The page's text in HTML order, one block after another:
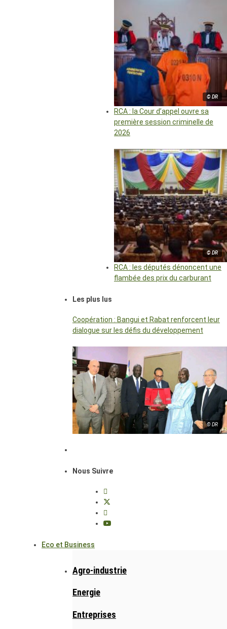
© DR
RCA : la Cour d’appel ouvre sa
première session criminelle de
2026
© DR
RCA : les députés dénoncent une
flambée des prix du carburant
Les plus lus
Coopération : Bangui et Rabat renforcent leur
dialogue sur les défis du développement
© DR
Nous Suivre
Eco et Business
Agro-industrie
Energie
Entreprises